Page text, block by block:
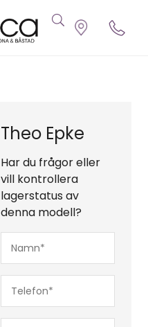
Theo Epke
Har du frågor eller
vill kontrollera
lagerstatus av
denna modell?